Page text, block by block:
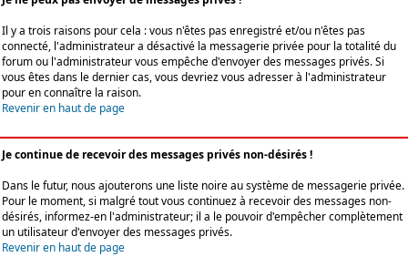
Il y a trois raisons pour cela : vous n'êtes pas enregistré et/ou n'êtes pas
connecté, l'administrateur a désactivé la messagerie privée pour la totalité du
forum ou l'administrateur vous empêche d'envoyer des messages privés. Si
vous êtes dans le dernier cas, vous devriez vous adresser à l'administrateur
pour en connaître la raison.
Revenir en haut de page
Je continue de recevoir des messages privés non-désirés !
Dans le futur, nous ajouterons une liste noire au système de messagerie privée.
Pour le moment, si malgré tout vous continuez à recevoir des messages non-
désirés, informez-en l'administrateur; il a le pouvoir d'empêcher complètement
un utilisateur d'envoyer des messages privés.
Revenir en haut de page